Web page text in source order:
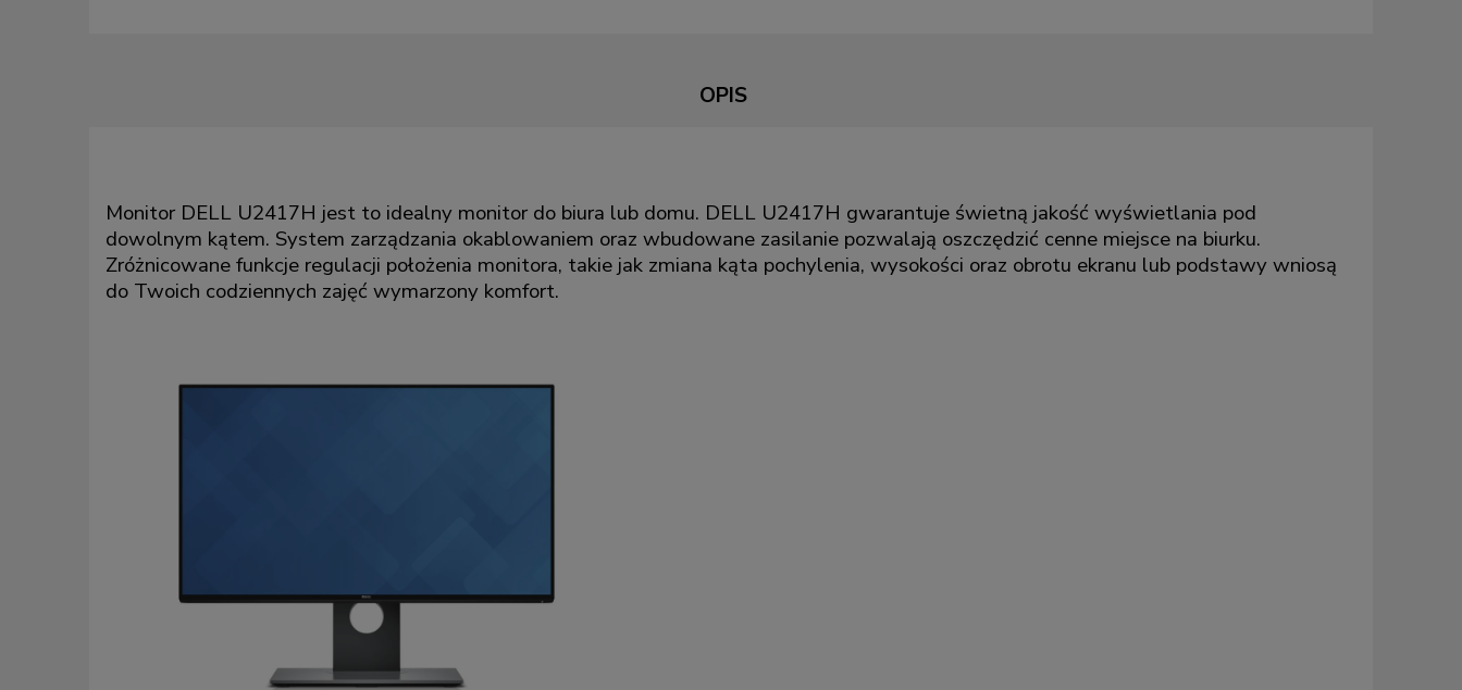
OPIS
Monitor DELL U2417H jest to idealny monitor do biura lub domu. DELL U2417H gwarantuje świetną jakość wyświetlania pod
dowolnym kątem. System zarządzania okablowaniem oraz wbudowane zasilanie pozwalają oszczędzić cenne miejsce na biurku.
Zróżnicowane funkcje regulacji położenia monitora, takie jak zmiana kąta pochylenia, wysokości oraz obrotu ekranu lub podstawy wniosą
do Twoich codziennych zajęć wymarzony komfort.